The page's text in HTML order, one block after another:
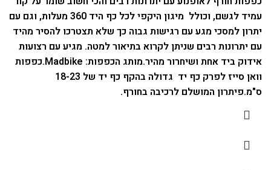
עמיד לגשם, וכולל מיגון היקפי לכל כף היד 360 מעלות, וגם עם
יתרון למסכי מגע עם רגישות גבוה כך שלא תצטרכו להסיר מהיד
עם יתרונות רבים שניתן לקרוא בתיאור למטה. מגיע עם רצועות
אידוק ביד אחת ושיחרור מהיר.מותג הכפפות: Madbike.
כפפות
וואן סייז לפרק כף יד גדולה בהקף כף יד של 18-23
ס"מ.פיתרון המושלם לרכיבה בחורף.